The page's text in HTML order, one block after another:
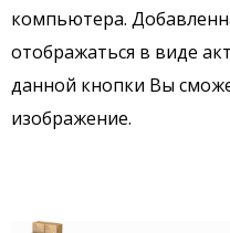
компьютера.
отображаться в виде
данной кнопки Вы
изображение.